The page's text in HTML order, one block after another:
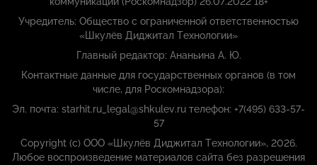
Учредитель: Общество с ограниченной ответственностью
«Шкулёв Диджитал Технологии»
Главный редактор: Ананьина А. Ю.
Контактные данные для государственных органов (в том
числе, для Роскомнадзора):
Эл. почта: starhit.ru_legal@shkulev.ru телефон: +7(495) 633-57-
57
Copyright (с) ООО «Шкулёв Диджитал Технологии», 2026.
Любое воспроизведение материалов сайта без разрешения